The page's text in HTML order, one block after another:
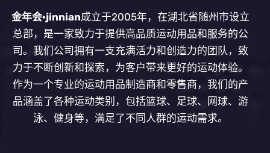
金年会·jinnian成立于2005年，在湖北省随州市设立
总部，是一家致力于提供高品质运动用品和服务的公
司。我们公司拥有一支充满活力和创造力的团队，致
力于不断创新和探索，为客户带来更好的运动体验。
作为一个专业的运动用品制造商和零售商，我们的产
品涵盖了各种运动类别，包括篮球、足球、网球、游
泳、健身等，满足了不同人群的运动需求。